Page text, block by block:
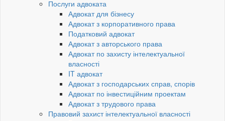
Послуги адвоката
Адвокат для бізнесу
Адвокат з корпоративного права
Податковий адвокат
Адвокат з авторського права
Адвокат по захисту інтелектуальної
власності
IT адвокат
Адвокат з господарських справ, спорів
Адвокат по інвестиційним проектам
Адвокат з трудового права
Правовий захист інтелектуальної власності